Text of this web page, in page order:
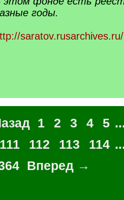
годы.
1 2 3 4 5
111 112 113 114
Вперед →